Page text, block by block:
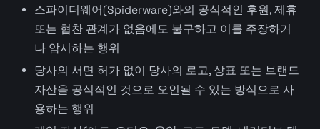
스파이더웨어(Spiderware)와의 공식적인 후원, 제휴
또는 협찬 관계가 없음에도 불구하고 이를 주장하거
나 암시하는 행위
당사의 서면 허가 없이 당사의 로고, 상표 또는 브랜드
자산을 공식적인 것으로 오인될 수 있는 방식으로 사
용하는 행위